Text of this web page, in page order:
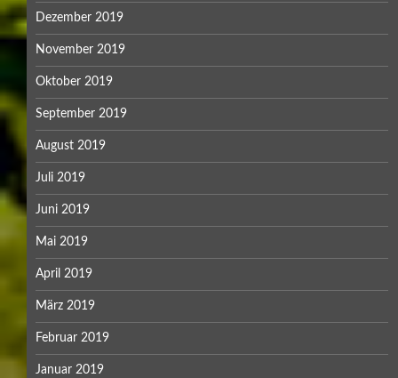
Dezember 2019
November 2019
Oktober 2019
September 2019
August 2019
Juli 2019
Juni 2019
Mai 2019
April 2019
März 2019
Februar 2019
Januar 2019